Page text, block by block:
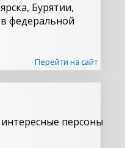
Бурятии,
федеральной
Перейти на сайт
персоны